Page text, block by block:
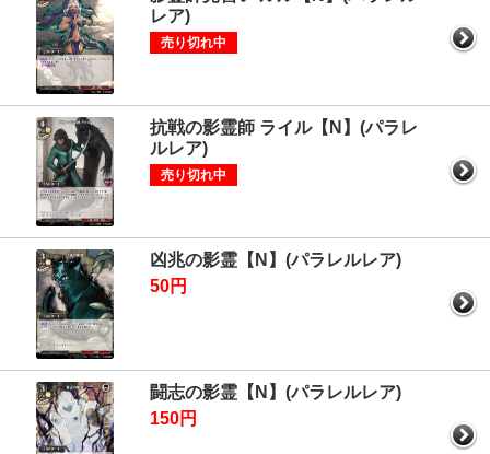
レア)
売り切れ中
抗戦の影霊師 ライル【N】(パラレ
ルレア)
売り切れ中
凶兆の影霊【N】(パラレルレア)
50円
闘志の影霊【N】(パラレルレア)
150円